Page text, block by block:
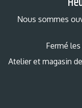
Nous sommes
Fermé
Atelier et magasin